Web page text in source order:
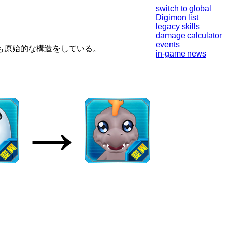
switch to global
Digimon list
legacy skills
damage calculator
events
in-game news
始的な構造をしている。
→